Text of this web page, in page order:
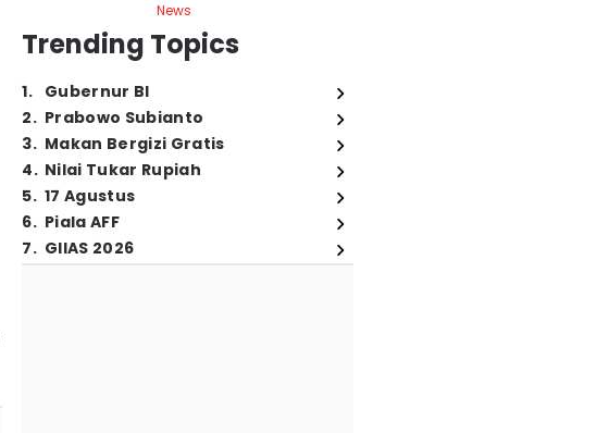
News
Trending Topics
1. Gubernur BI
2. Prabowo Subianto
3. Makan Bergizi Gratis
4. Nilai Tukar Rupiah
5. 17 Agustus
6. Piala AFF
7. GIIAS 2026